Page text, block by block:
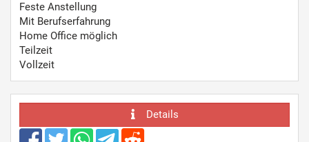
Feste Anstellung
Mit Berufserfahrung
Home Office möglich
Teilzeit
Vollzeit
Details